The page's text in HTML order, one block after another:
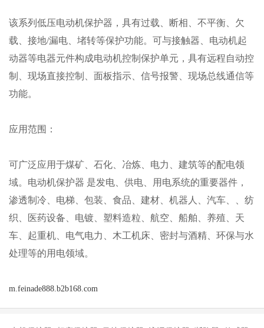
该系列低压电动机保护器，具有过载、断相、不平衡、欠
载、接地/漏电、堵转等保护功能。可与接触器、电动机起
动器等电器元件构成电动机控制保护单元，具有远程自动控
制、现场直接控制、面板指示、信号报警、现场总线通信等
功能。
应用范围：
可广泛应用于煤矿、石化、冶炼、电力、建筑等的配电领
域。电动机保护器 是发电、供电、用电系统的重要器件，
渗透制冷、电梯、包装、食品、建材、机器人、汽车、、纺
织、医药设备、电镀、塑料造粒、航空、船舶、养殖、天
车、起重机、电气电力、木工机床、密封与酒精、环保与水
处理等的用电领域。
m.feinade888.b2b168.com